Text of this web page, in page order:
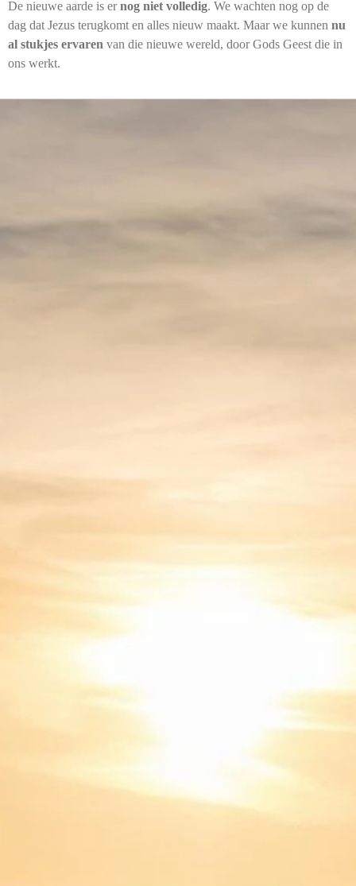
De nieuwe aarde is ernog niet volledig. We wachten nog op de
dag dat Jezus terugkomt en alles nieuw maakt. Maar we kunnen nu
al stukjes ervaren van die nieuwe wereld, door Gods Geest die in
ons werkt.